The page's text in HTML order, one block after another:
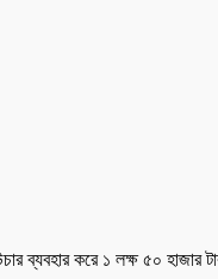
ব্যবহার করে ১ লক্ষ ৫০